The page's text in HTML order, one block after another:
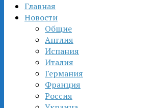
Главная
Новости
Общие
Англия
Испания
Италия
Германия
Франция
Россия